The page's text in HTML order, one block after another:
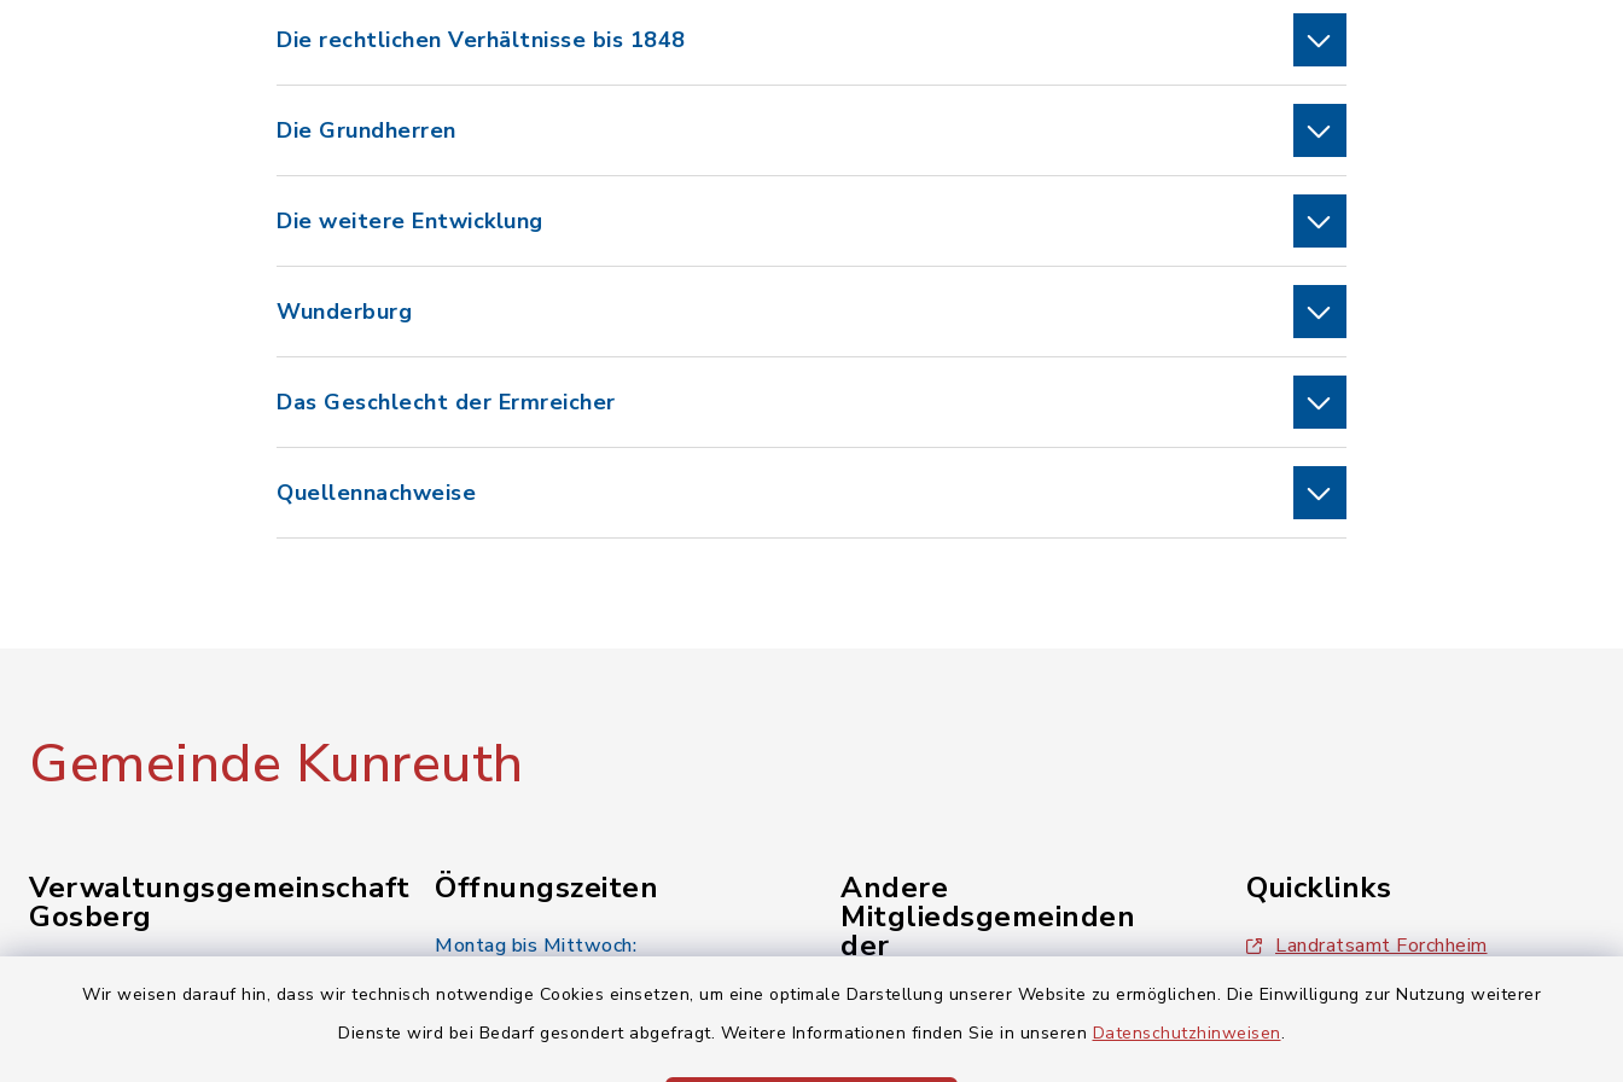
Wir weisen darauf hin, dass wir technisch notwendige Cookies einsetzen, um eine optimale Darstellung unserer Website zu ermöglichen. Die Einwilligung zur Nutzung weiterer
Dienste wird bei Bedarf gesondert abgefragt. Weitere Informationen finden Sie in unseren Datenschutzhinweisen.
Die rechtlichen Verhältnisse bis 1848
Die Grundherren
Die weitere Entwicklung
Wunderburg
Das Geschlecht der Ermreicher
Quellennachweise
Gemeinde Kunreuth
Verwaltungsgemeinschaft
Gosberg
Öffnungszeiten
Montag bis Mittwoch:
08:00-12:00 Uhr
Donnerstag:
Andere
Mitgliedsgemeinden
der
Gemeinde Pinzberg
Quicklinks
Landratsamt Forchheim
Bayern Portal